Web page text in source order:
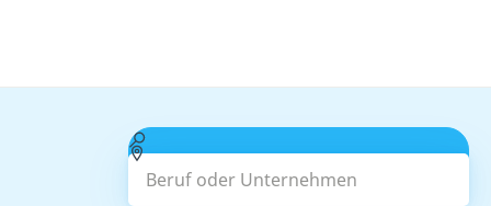
Beruf oder Unternehmen
Suchen